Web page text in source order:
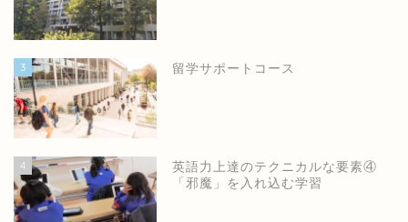
3 留学サポートコース
4
英語力上達のテクニカルな要素④
「邪魔」を入れ込む学習